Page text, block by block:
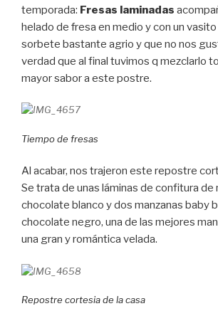
temporada: Fresas laminadas
helado de fresa en medio y con un
sorbete bastante agrio y que no nos
verdad que al final tuvimos q mezclarlo
mayor sabor a este postre.
Tiempo de fresas
Al acabar, nos trajeron este repostre
Se trata de unas láminas de confitura de
chocolate blanco y dos manzanas baby
chocolate negro, una de las mejores
una gran y romántica velada.
Repostre cortesia de la casa